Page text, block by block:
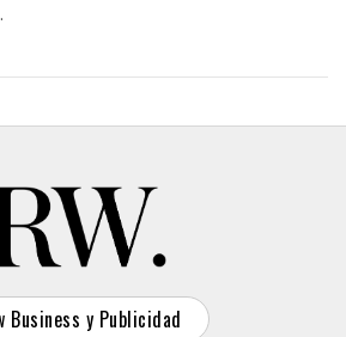
Business y Publicidad